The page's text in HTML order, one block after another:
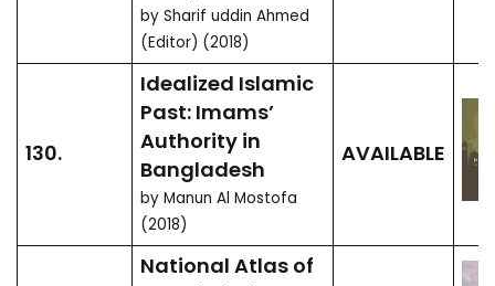
Bangladesh: Early
Bengal in
Regional
Perspectives (up
to c. 1200 CE)
1: Archaeology, Political
History, Polity
by Abdul Momin
Chowdhury & Ranabir
Chakravarti (Editors)